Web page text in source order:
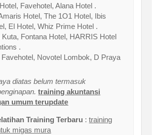
Favehotel, Alana Hotel .
Hotel, The 1O1 Hotel, Ibis
El Hotel, Whiz Prime Hotel .
Kuta, Fontana Hotel, HARRIS Hotel
.
Favehotel, Novotel Lombok, D Praya
diatas belum termasuk
training akuntansi
umum terupdate
Training Terbaru :training
migas mura